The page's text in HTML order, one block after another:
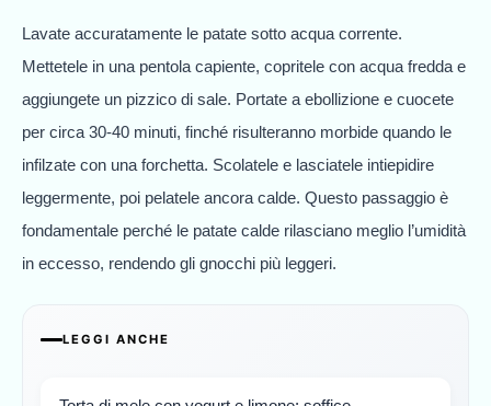
Lavate accuratamente le patate sotto acqua corrente.
Mettetele in una pentola capiente, copritele con acqua fredda e
aggiungete un pizzico di sale. Portate a ebollizione e cuocete
per circa 30-40 minuti, finché risulteranno morbide quando le
infilzate con una forchetta. Scolatele e lasciatele intiepidire
leggermente, poi pelatele ancora calde. Questo passaggio è
fondamentale perché le patate calde rilasciano meglio l’umidità
in eccesso, rendendo gli gnocchi più leggeri.
LEGGI ANCHE